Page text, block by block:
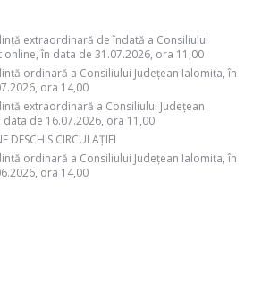
extraordinară de îndată a Consiliului
în data de 31.07.2026, ora 11,00
ordinară a Consiliului Județean Ialomița, în
ora 14,00
extraordinară a Consiliului Județean
de 16.07.2026, ora 11,00
DESCHIS CIRCULAȚIEI
ordinară a Consiliului Județean Ialomița, în
ora 14,00